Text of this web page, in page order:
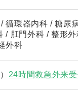
循環器内科 / 糖尿
/ 肛門外科 / 整形
外科
24時間救急外来